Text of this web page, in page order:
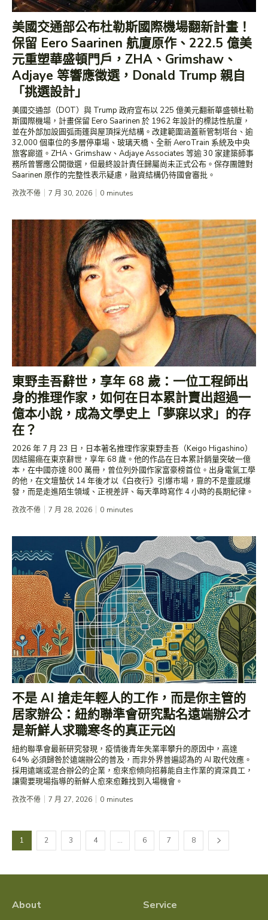
美國交通部公布杜勒斯國際機場翻新計畫！
保留 Eero Saarinen 航廈原作、222.5 億美
元重塑華盛頓門戶，ZHA、Grimshaw、
Adjaye 等響應徵選，Donald Trump 親自
「挑選設計」
美國交通部（DOT）與 Trump 政府宣布以 225 億美元翻新華盛頓杜勒
斯國際機場，計畫保留 Eero Saarinen 於 1962 年設計的標誌性航廈，
並在外部加設圓弧雨篷與屋頂採光結構。改建範圍涵蓋新管制塔台、逾
32,000 個車位的多層停車場、玻璃天橋、全新 AeroTrain 系統及中央
旅客廊道。ZHA、Grimshaw、Adjaye Associates 等逾 30 家建築師事
務所曾響應公開徵選，但最終設計責任歸屬尚未正式公布。保存團體對
Saarinen 原作的完整性表示疑慮，融資結構仍待國會審批。
孜孜不倦 7 月 30, 2026 0 minutes
東野圭吾辭世，享年 68 歲：一位工程師出
身的推理作家，如何在日本累計賣出超過一
億本小說，成為文學史上「夢寐以求」的存
在？
2026 年 7 月 23 日，日本著名推理作家東野圭吾（Keigo Higashino）
因結腸癌在東京辭世，享年 68 歲。他的作品在日本累計銷量突破一億
本，在中國亦達 800 萬冊，曾位列外國作家富豪榜首位。出身電氣工學
的他，在文壇蟄伏 14 年後才以《白夜行》引爆市場，靠的不是靈感爆
發，而是走進陌生領域、正視差評、每天準時寫作 4 小時的長期紀律。
孜孜不倦 7 月 28, 2026 0 minutes
不是 AI 搶走年輕人的工作，而是你主管的
居家辦公：紐約聯準會研究點名遠端辦公才
是新鮮人求職寒冬的真正元凶
紐約聯準會最新研究發現，疫情後青年失業率攀升的原因中，高達
64% 必須歸咎於遠端辦公的普及，而非外界普遍認為的 AI 取代效應。
採用遠端或混合辦公的企業，愈來愈傾向招募能自主作業的資深員工，
讓需要現場指導的新鮮人愈來愈難找到入場機會。
孜孜不倦 7 月 27, 2026 0 minutes
1 2 3 4 ... 6 7 8
About Service